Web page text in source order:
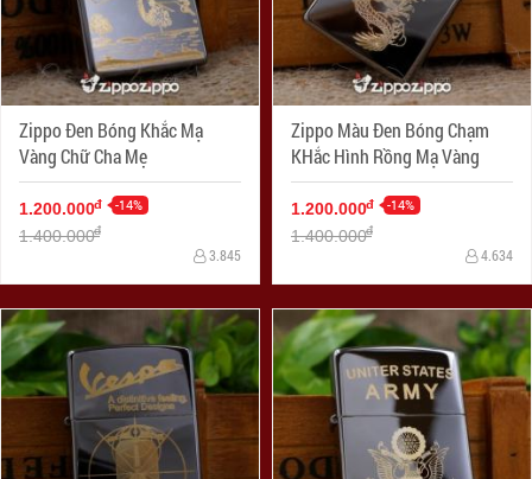
Zippo Đen Bóng Khắc Mạ
Vàng Chữ Cha Mẹ
1.200.000đ -14%
1.400.000đ
3.845
Zippo Màu Đen Bóng Chạm
KHắc Hình Rồng Mạ Vàng
1.200.000đ -14%
1.400.000đ
4.634